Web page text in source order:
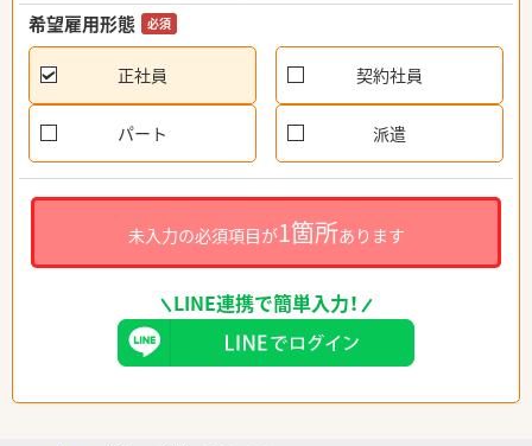
希望雇用形態 必須
正社員 契約社員
パート 派遣
未入力の必須項目が1箇所あります
LINE連携で簡単入力！